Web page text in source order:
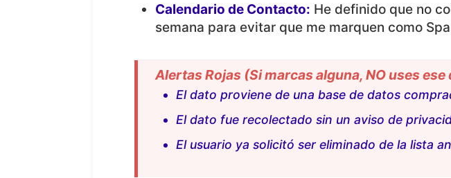
Calendario de Contacto: He definido que no
semana para evitar que me marquen como
Alertas Rojas (Si marcas alguna, NO uses ese
El dato proviene de una base de datos
El dato fue recolectado sin un aviso de
El usuario ya solicitó ser eliminado de la lista